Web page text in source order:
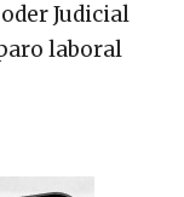
Judicial
laboral